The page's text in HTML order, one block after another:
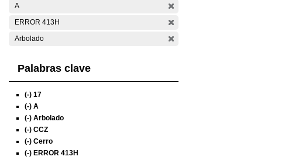
A
ERROR 413H
Arbolado
Palabras clave
(-) 17
(-) A
(-) Arbolado
(-) CCZ
(-) Cerro
(-) ERROR 413H